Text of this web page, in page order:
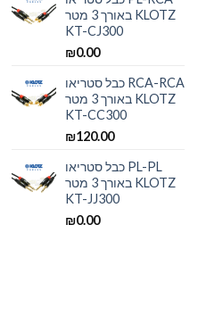
באורך 3 מטר KLOTZ
KT-CJ300
₪0.00
כבל סטריאו RCA-RCA
באורך 3 מטר KLOTZ
KT-CC300
₪120.00
כבל סטריאו PL-PL
באורך 3 מטר KLOTZ
KT-JJ300
₪0.00